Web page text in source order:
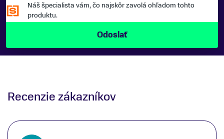
Náš špecialista vám, čo najskôr zavolá ohľadom tohto
produktu.
Recenzie zákazníkov